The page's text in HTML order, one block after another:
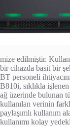
mize edilmiştir.
bir cihazda basit bir
BT personeli
B810i, sıklıkla
ağ üzerinde bulunan
kullanılan verinin
paylaşımlı kullanım
kullanımı kolay